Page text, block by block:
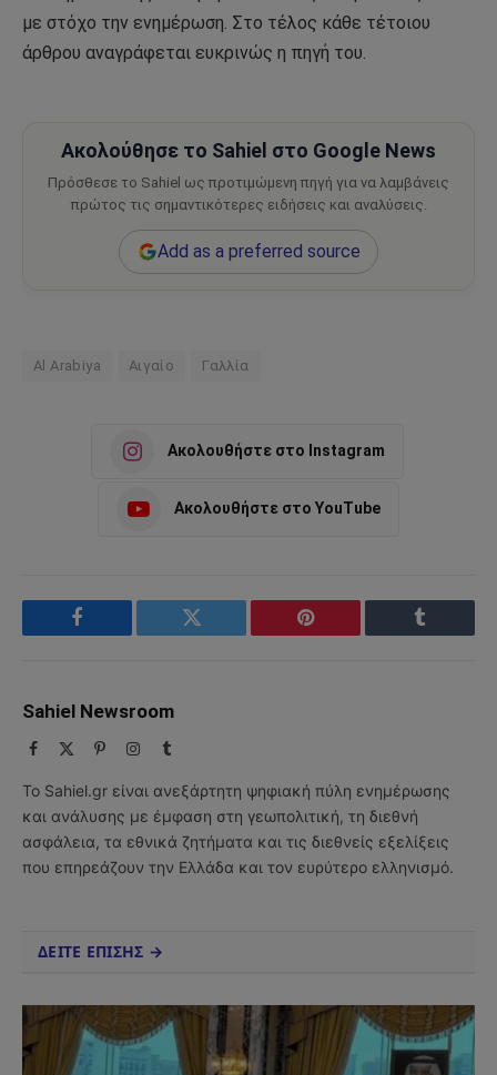
με στόχο την ενημέρωση. Στο τέλος κάθε τέτοιου
άρθρου αναγράφεται ευκρινώς η πηγή του.
Ακολούθησε το Sahiel στο Google News
Πρόσθεσε το Sahiel ως προτιμώμενη πηγή για να λαμβάνεις
πρώτος τις σημαντικότερες ειδήσεις και αναλύσεις.
Add as a preferred source
Al Arabiya Αιγαίο Γαλλία
Ακολουθήστε στο Instagram
Ακολουθήστε στο YouTube
Facebook Twitter Pinterest Tumblr
Sahiel Newsroom
Facebook PinterestInstagram
Tumblr
Το Sahiel.gr είναι ανεξάρτητη ψηφιακή πύλη ενημέρωσης
και ανάλυσης με έμφαση στη γεωπολιτική, τη διεθνή
ασφάλεια, τα εθνικά ζητήματα και τις διεθνείς εξελίξεις
που επηρεάζουν την Ελλάδα και τον ευρύτερο ελληνισμό.
ΔΕΙΤΕ ΕΠΙΣΗΣ →